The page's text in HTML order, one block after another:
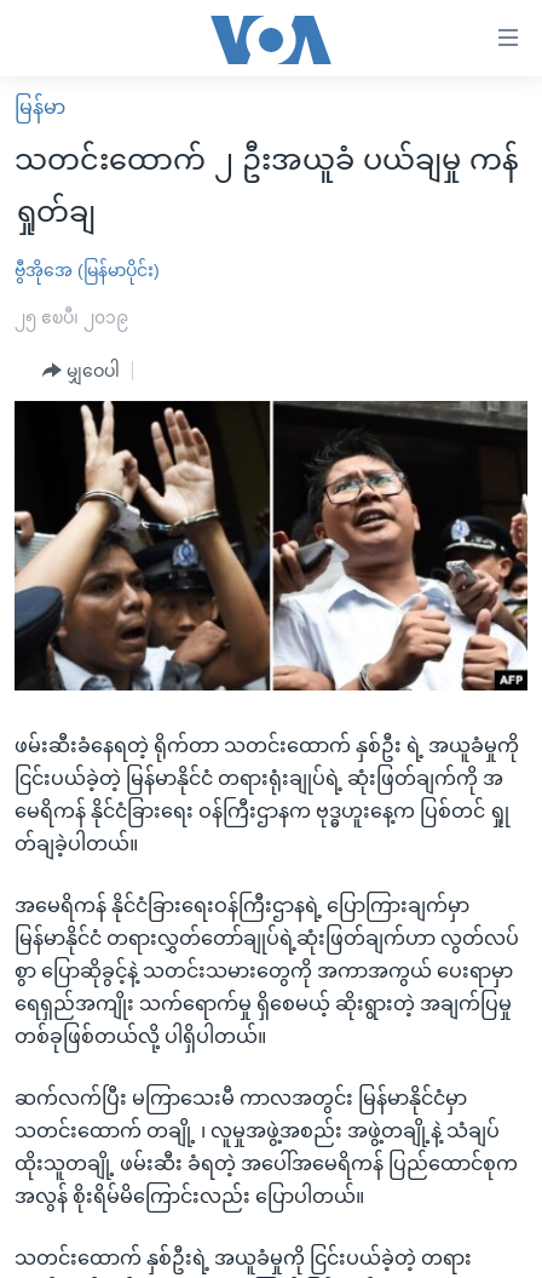
လွယ်ကူ
စေ
သည့်
Link
များ
ပင်မ
ပင်မ
အ
ညွန်း
စာမျက်နှာ
ရန်
ရှာဖွေ
ရန်
နေရာ
ကျော်
ရန်
မူလစာမျက်နှာ
မြန်မာ
ကမ္ဘာ့သတင်းများ
နိုင်ငံတကာ
အစ္စရေး-ပါလက်စတိုင်း
ဗွီဒီယို
အင်္ဂလိပ်စာလေ့လာမယ်
အမေရိကန်သုံးအီဒီယံ
မကြေးမုံရဲ့ အင်္ဂလိပ်စာ
ရုပ်ရှင်ထဲက အင်္ဂလိပ်စာ
သုတပဒေသာ အင်္ဂလိပ်စာ
အပတ်စဉ်ကဏ္ဍများ
ရေဒီယို
တီဗွီ
ရေဒီယိုနှင့်ရုပ်သံ အချက်အလက်များ
ရေဒီယို/တီဗွီအစီအစဉ်
Learning English
ဗွီအိုအေ လူမှုကွန်ယက်များ
ဘာသာစကားများ
မြန်မာ
သတင်းထောက် ၂ ဦးအယူခံ ပယ်ချမှု ကန်
ရှုတ်ချ
ဗွီအိုအေ (မြန်မာပိုင်း)
၂၅ ဧၿပီ၊ ၂၀၁၉
မျှဝေပါ
ဖမ်းဆီးခံနေရတဲ့ ရိုက်တာ သတင်းထောက် နှစ်ဦး ရဲ့ အယူခံမှုကို
ငြင်းပယ်ခဲ့တဲ့ မြန်မာနိုင်ငံ တရားရုံးချုပ်ရဲ့ ဆုံးဖြတ်ချက်ကို အ
မေရိကန် နိုင်ငံခြားရေး ဝန်ကြီးဌာနက ဗုဒ္ဓဟူးနေ့က ပြစ်တင် ရှုု
တ်ချခဲ့ပါတယ်။
အမေရိကန် နိုင်ငံခြားရေးဝန်ကြီးဌာနရဲ့ ပြောကြားချက်မှာ
မြန်မာနိုင်ငံ တရားလွှတ်တော်ချုပ်ရဲ့ဆုံးဖြတ်ချက်ဟာ လွတ်လပ်
စွာ ပြောဆိုခွင့်နဲ့ သတင်းသမားတွေကို အကာအကွယ် ပေးရာမှာ
ရေရှည်အကျိုး သက်ရောက်မှု ရှိစေမယ့် ဆိုးရွားတဲ့ အချက်ပြမှု
တစ်ခုဖြစ်တယ်လို့ ပါရှိပါတယ်။
ဆက်လက်ပြီး မကြာသေးမီ ကာလအတွင်း မြန်မာနိုင်ငံမှာ
သတင်းထောက် တချို့ ၊ လူမှုအဖွဲ့အစည်း အဖွဲ့တချို့နဲ့ သံချပ်
ထိုးသူတချို့ ဖမ်းဆီး ခံရတဲ့ အပေါ်အမေရိကန် ပြည်ထောင်စုက
အလွန် စိုးရိမ်မိကြောင်းလည်း ပြောပါတယ်။
သတင်းထောက် နှစ်ဦးရဲ့ အယူခံမှုကို ငြင်းပယ်ခဲ့တဲ့ တရား